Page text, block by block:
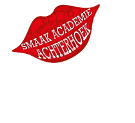
Ga naar de inhoud
Hoofdnavigatie